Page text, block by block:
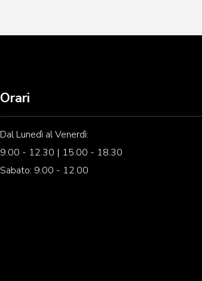
Orari
Dal Lunedì al Venerdì:
9.00 - 12.30 | 15.00 - 18.30
Sabato: 9.00 - 12.00